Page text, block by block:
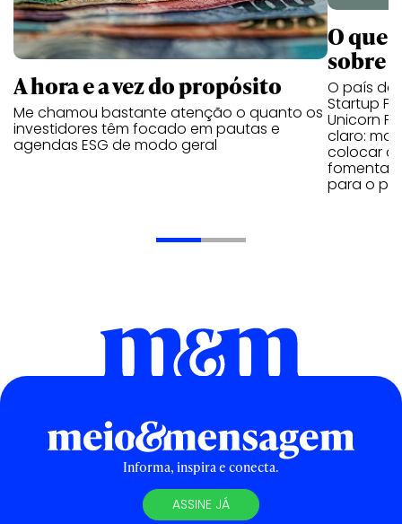
A hora e a vez do propósito
Me chamou bastante atenção o quanto os
investidores têm focado em pautas e
agendas ESG de modo geral
O que
sobre
O país
Startup
Unicorn
claro:
colocar
para o
Informa, inspira e conecta.
ASSINE JÁ